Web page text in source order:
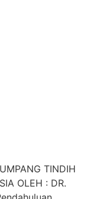
TINDIH
OLEH : DR.